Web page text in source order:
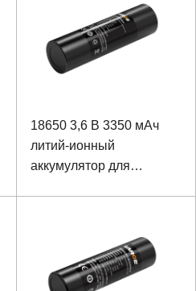
18650 3,6 В 3350 мАч
литий-ионный
аккумулятор для